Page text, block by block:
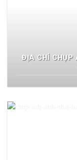
ĐỊA CHỈ CHỤP